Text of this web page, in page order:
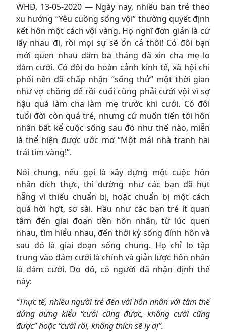
WHĐ, 13-05-2020 — Ngày nay, nhiều bạn trẻ theo
xu hướng “Yêu cuồng sống vội” thường quyết định
kết hôn một cách vội vàng. Họ nghĩ đơn giản là cứ
lấy nhau đi, rồi mọi sự sẽ ổn cả thôi! Có đôi bạn
mới quen nhau dăm ba tháng đã xin cha mẹ lo
đám cưới. Có đôi do hoàn cảnh kinh tế, xã hội chi
phối nên đã chấp nhận “sống thử” một thời gian
như vợ chồng để rồi cuối cùng phải cưới vội vì sợ
hậu quả làm cha làm mẹ trước khi cưới. Có đôi
tuổi đời còn quá trẻ, nhưng cứ muốn tiến tới hôn
nhân bất kể cuộc sống sau đó như thế nào, miễn
là thể hiện được ước mơ “Một mái nhà tranh hai
trái tim vàng!”.
Nói chung, nếu gọi là xây dựng một cuộc hôn
nhân đích thực, thì dường như các bạn đã hụt
hẫng vì thiếu chuẩn bị, hoặc chuẩn bị một cách
quá hời hợt, sơ sài. Hầu như các bạn trẻ ít quan
tâm đến giai đoạn tiền hôn nhân, từ lúc quen
nhau, tìm hiểu nhau, đến thời kỳ sống đính hôn và
sau đó là giai đoạn sống chung. Họ chỉ lo tập
trung vào đám cưới là chính và giản lược hôn nhân
là đám cưới. Do đó, có người đã nhận định thế
này:
“Thực tế, nhiều người trẻ đến với hôn nhân với tâm thế
dửng dưng kiểu “cưới cũng được, không cưới cũng
được” hoặc “cưới rồi, không thích sẽ ly dị”.